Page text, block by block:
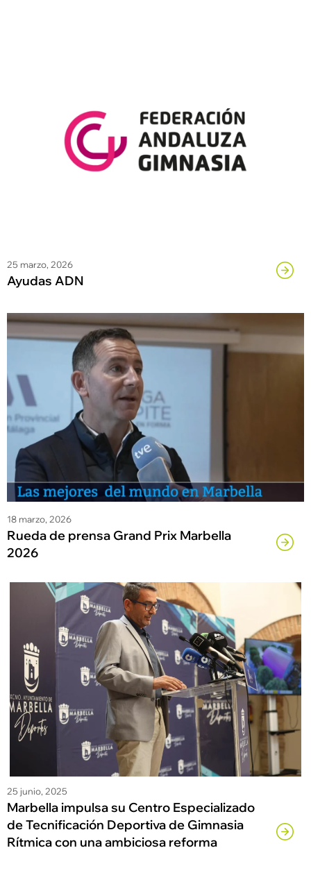
25 marzo, 2026
Ayudas ADN
18 marzo, 2026
Rueda de prensa Grand Prix Marbella
2026
25 junio, 2025
Marbella impulsa su Centro Especializado
de Tecnificación Deportiva de Gimnasia
Rítmica con una ambiciosa reforma